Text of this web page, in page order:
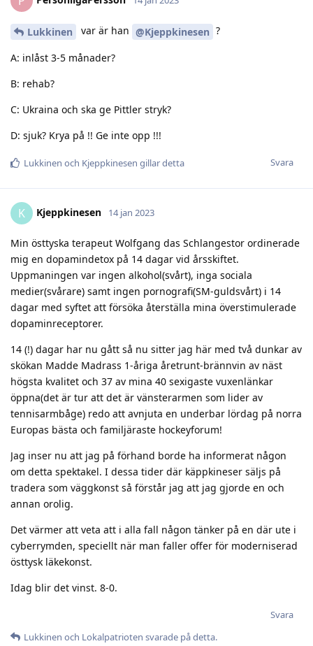
Lukkinen var är han @Kjeppkinesen ?
A: inlåst 3-5 månader?
B: rehab?
C: Ukraina och ska ge Pittler stryk?
D: sjuk? Krya på !! Ge inte opp !!!
Svara
Lukkinen och Kjeppkinesen gillar detta
K Kjeppkinesen 14 jan 2023
Min östtyska terapeut Wolfgang das Schlangestor ordinerade
mig en dopamindetox på 14 dagar vid årsskiftet.
Uppmaningen var ingen alkohol(svårt), inga sociala
medier(svårare) samt ingen pornografi(SM-guldsvårt) i 14
dagar med syftet att försöka återställa mina överstimulerade
dopaminreceptorer.
14 (!) dagar har nu gått så nu sitter jag här med två dunkar av
skökan Madde Madrass 1-åriga åretrunt-brännvin av näst
högsta kvalitet och 37 av mina 40 sexigaste vuxenlänkar
öppna(det är tur att det är vänsterarmen som lider av
tennisarmbåge) redo att avnjuta en underbar lördag på norra
Europas bästa och familjäraste hockeyforum!
Jag inser nu att jag på förhand borde ha informerat någon
om detta spektakel. I dessa tider där käppkineser säljs på
tradera som väggkonst så förstår jag att jag gjorde en och
annan orolig.
Det värmer att veta att i alla fall någon tänker på en där ute i
cyberrymden, speciellt när man faller offer för moderniserad
östtysk läkekonst.
Idag blir det vinst. 8-0.
Svara
Lukkinen och Lokalpatrioten svarade på detta.